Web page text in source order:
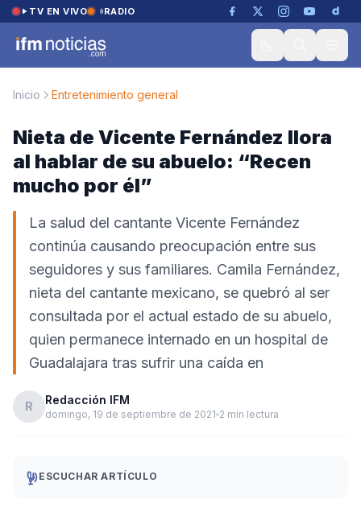
Saltar al contenido
TV EN VIVO RADIO
Inicio Entretenimiento general
Nieta de Vicente Fernández llora
al hablar de su abuelo: “Recen
mucho por él”
La salud del cantante Vicente Fernández
continúa causando preocupación entre sus
seguidores y sus familiares. Camila Fernández,
nieta del cantante mexicano, se quebró al ser
consultada por el actual estado de su abuelo,
quien permanece internado en un hospital de
Guadalajara tras sufrir una caída en
R Redacción IFM
domingo, 19 de septiembre de 2021 2 min lectura
ESCUCHAR ARTÍCULO